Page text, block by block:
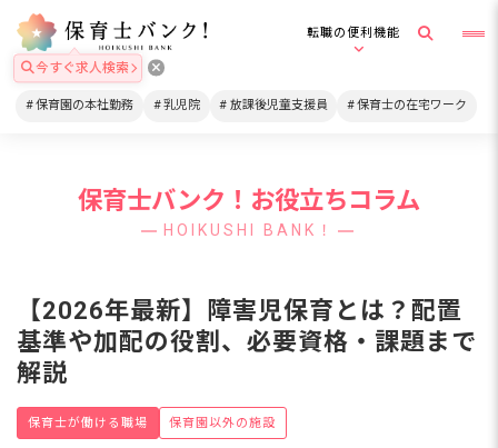
転職の便利機能
今すぐ求人検索
保育園の本社勤務 乳児院 放課後児童支援員 保育士の在宅ワーク
保育士バンク！お役立ちコラム
HOIKUSHI BANK！
【2026年最新】障害児保育とは？配置
基準や加配の役割、必要資格・課題まで
解説
保育士が働ける職場 保育園以外の施設